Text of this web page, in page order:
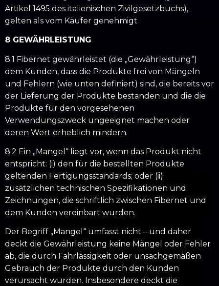
Artikel 1495 des italienischen Zivilgesetzbuchs),
gelten als vom Käufer genehmigt.
8 GEWÄHRLEISTUNG
8.1 Fibernet gewährleistet (die „Gewährleistung“)
dem Kunden, dass die Produkte frei von Mängeln
und Fehlern (wie unten definiert) sind, die bereits vor
der Lieferung der Produkte bestanden und die die
Produkte für den vorgesehenen
Verwendungszweck ungeeignet machen oder
deren Wert erheblich mindern.
8.2 Ein „Mangel“ liegt vor, wenn das Produkt nicht
entspricht: (i) den für die bestellten Produkte
geltenden Fertigungsstandards; oder (ii)
zusätzlichen technischen Spezifikationen und
Zeichnungen, die schriftlich zwischen Fibernet und
dem Kunden vereinbart wurden.
Der Begriff „Mangel“ umfasst nicht – und daher
deckt die Gewährleistung keine Mängel oder Fehler
ab, die durch Fahrlässigkeit oder unsachgemäßen
Gebrauch der Produkte durch den Kunden
verursacht wurden. Insbesondere deckt die